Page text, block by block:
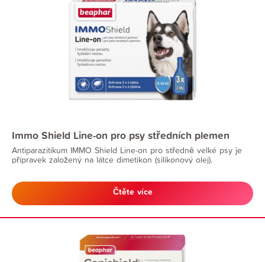
Immo Shield Line-on pro psy středních plemen
Antiparazitikum IMMO Shield Line-on pro středně velké psy je
přípravek založený na látce dimetikon (silikonový olej).
Čtěte více